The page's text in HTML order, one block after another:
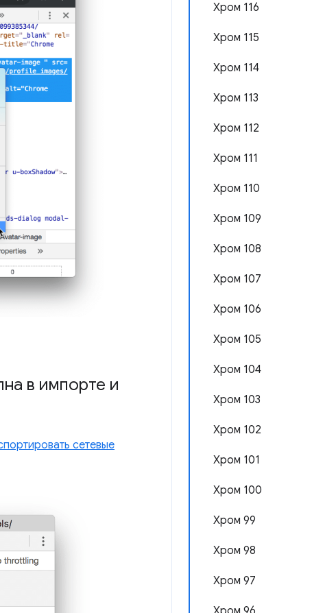
Хром 116
Хром 115
Хром 114
Хром 113
Хром 112
Хром 111
Хром 110
Хром 109
Хром 108
Хром 107
Хром 106
Хром 105
Хром 104
Хром 103
Хром 102
Хром 101
Хром 100
Хром 99
Хром 98
Хром 97
в импорте и
сетевые